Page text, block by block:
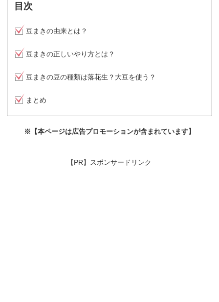
目次
豆まきの由来とは？
豆まきの正しいやり方とは？
豆まきの豆の種類は落花生？大豆を使う？
まとめ
※【本ページは広告プロモーションが含まれています】
【PR】スポンサードリンク